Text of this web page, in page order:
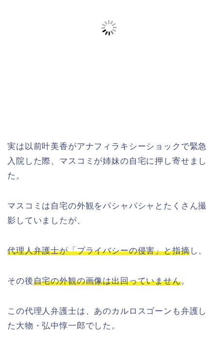
実は以前叶美香がアナフィラキシーショックで緊急
入院した際、マスコミが姉妹の自宅に押し寄せまし
た。
マスコミは自宅の外観をパシャパシャとたくさん撮
影していましたが、
代理人弁護士が「プライバシーの侵害」と指摘し、
その後自宅の外観の画像は出回っていません。
この代理人弁護士は、あのカルロスゴーンも弁護し
た大物・弘中惇一郎でした。